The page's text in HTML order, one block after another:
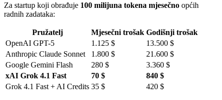
Za startup koji obrađuje 100 milijuna tokena mjesečno općih
radnih zadataka:
Pružatelj Mjesečni trošak Godišnji trošak
OpenAI GPT-5
1.125 $
13.500 $
Anthropic Claude Sonnet
1.800 $
21.600 $
Google Gemini Flash
280 $
3.360 $
xAI Grok 4.1 Fast
70 $
840 $
Grok 4.1 Fast + AI Credits 35 $ 420 $